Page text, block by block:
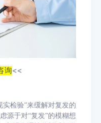
询<<
实检验”来缓解对复发的
源于对“复发”的模糊想